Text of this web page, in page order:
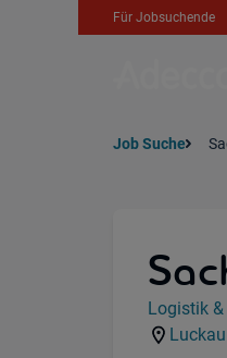
Für Jobsuchende
Job Suche
Jobdetails
Kategorie:
Logistik